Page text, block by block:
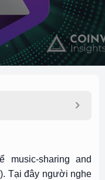
music-sharing and
Tại đây người nghe